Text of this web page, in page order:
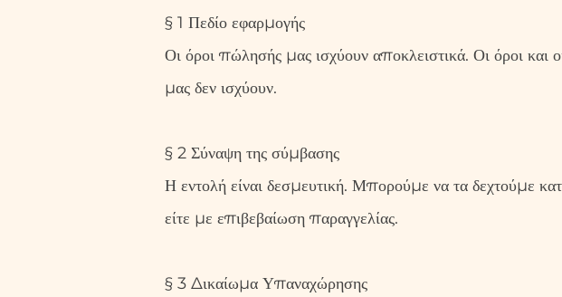
§ 1 Πεδίο εφαρμογής
Οι όροι πώλησής μας ισχύουν αποκλειστικά. Οι όροι
μας δεν ισχύουν.
§ 2 Σύναψη της σύμβασης
Η εντολή είναι δεσμευτική. Μπορούμε να τα δεχτούμε
είτε με επιβεβαίωση παραγγελίας.
§ 3 Δικαίωμα Υπαναχώρησης